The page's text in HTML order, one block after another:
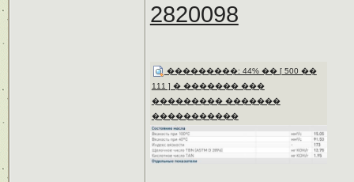
2820098
���������: 44% �� [ 500 ��
111 ] � ������� ���
��������� �������
�����������